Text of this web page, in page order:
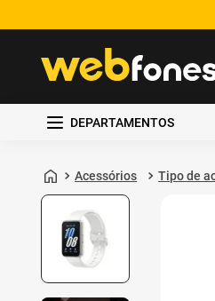
DEPARTAMENTOS
Acessórios Tipo de